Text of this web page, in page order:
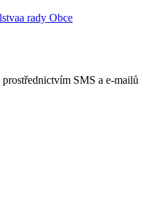
prostřednictvím SMS a e-mailů